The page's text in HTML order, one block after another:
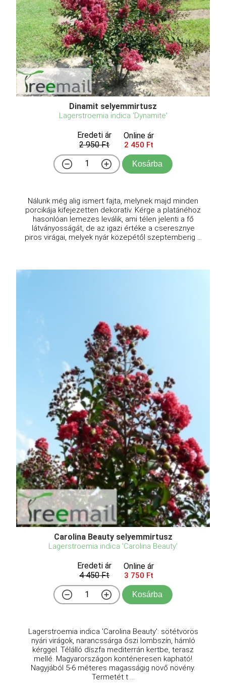
Dinamit selyemmirtusz
Lagerstroemia indica 'Dynamite'
Eredeti ár
2 950 Ft
Online ár
2 450 Ft
Kosárba
Nálunk még alig ismert fajta, melynek majd minden
porcikája kifejezetten dekoratív. Kérge a platánéhoz
hasonlóan lemezes leválik, ami télen jelenti a fő
látványosságát, de az igazi értéke a cseresznye
piros virágai, melyek nyár közepétől szeptemberig ...
Carolina Beauty selyemmirtusz
Lagerstroemia indica 'Carolina Beauty'
Eredeti ár
4 450 Ft
Online ár
3 750 Ft
Kosárba
Lagerstroemia indica 'Carolina Beauty': sötétvörös
nyári virágok, narancssárga őszi lombszín, hámló
kérggel. Télálló díszfa mediterrán kertbe, terasz
mellé. Magyarországon konténeresen kapható!
Nagyjából 5-6 méteres magasságig növő növény.
Termetét t ...